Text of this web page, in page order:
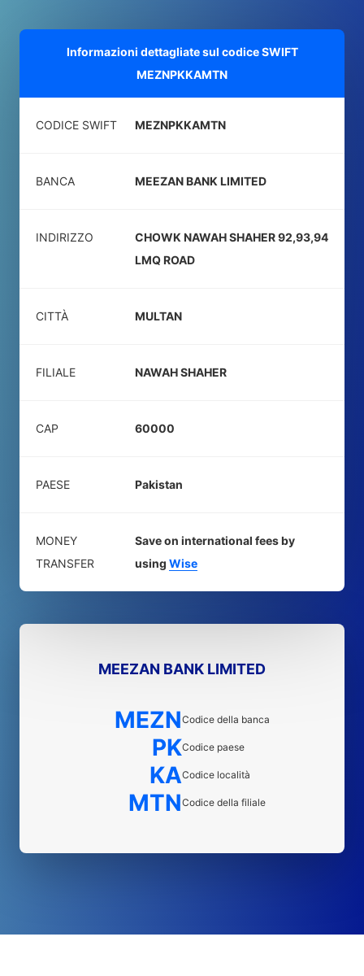
Informazioni dettagliate sul codice SWIFT
MEZNPKKAMTN
CODICE SWIFT MEZNPKKAMTN
BANCA MEEZAN BANK LIMITED
INDIRIZZO
CHOWK NAWAH SHAHER 92,93,94
LMQ ROAD
CITTÀ MULTAN
FILIALE NAWAH SHAHER
CAP 60000
PAESE Pakistan
MONEY
TRANSFER
Save on international fees by
using Wise
MEEZAN BANK LIMITED
MEZNCodice della banca
PKCodice paese
KACodice località
MTNCodice della filiale